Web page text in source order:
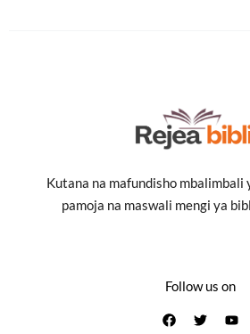
Kutana na mafundisho mbalimbali
pamoja na maswali mengi ya
Follow us on